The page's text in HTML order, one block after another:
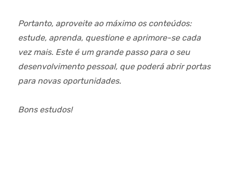
Portanto, aproveite ao máximo os conteúdos:
estude, aprenda, questione e aprimore-se cada
vez mais. Este é um grande passo para o seu
desenvolvimento pessoal, que poderá abrir portas
para novas oportunidades.
Bons estudos!